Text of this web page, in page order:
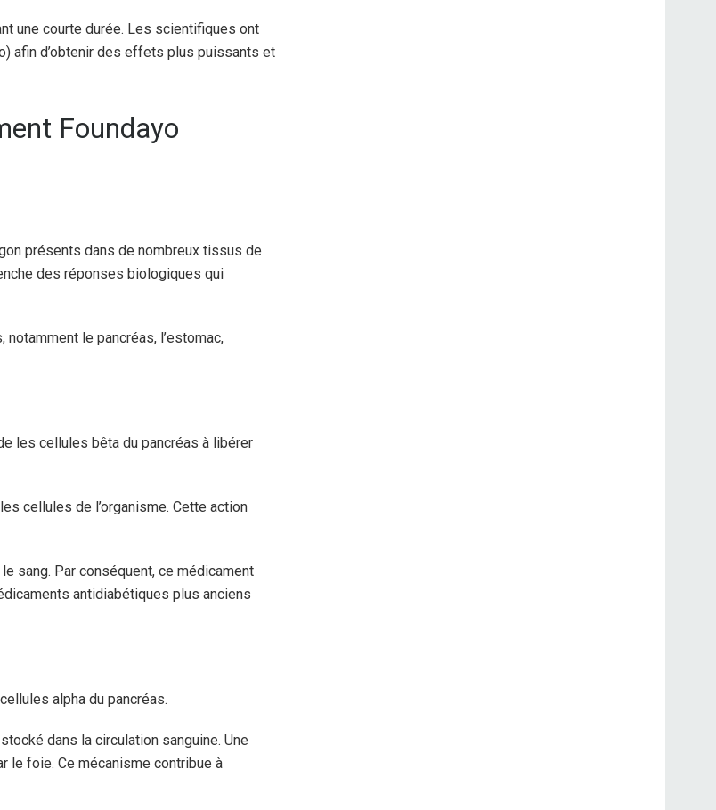
une courte durée. Les scientifiques ont
afin d’obtenir des effets plus puissants et
Foundayo
présents dans de nombreux tissus de
des réponses biologiques qui
le pancréas, l’estomac,
les cellules bêta du pancréas à libérer
cellules de l’organisme. Cette action
sang. Par conséquent, ce médicament
antidiabétiques plus anciens
alpha du pancréas.
dans la circulation sanguine. Une
le foie. Ce mécanisme contribue à